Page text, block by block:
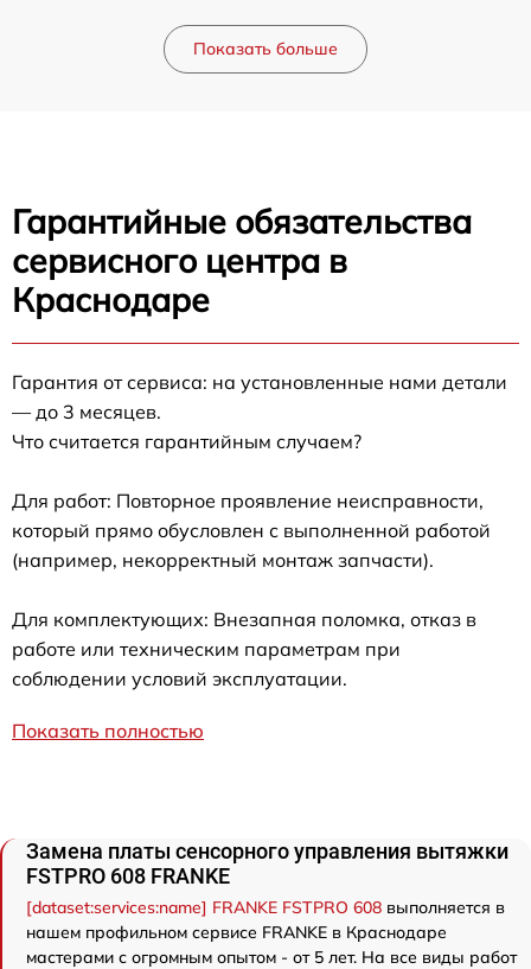
Показать больше
Гарантийные обязательства
сервисного центра в
Краснодаре
Гарантия от сервиса: на установленные нами детали
— до 3 месяцев.
Что считается гарантийным случаем?
Для работ: Повторное проявление неисправности,
который прямо обусловлен с выполненной работой
(например, некорректный монтаж запчасти).
Для комплектующих: Внезапная поломка, отказ в
работе или техническим параметрам при
соблюдении условий эксплуатации.
Показать полностью
Замена платы сенсорного управления вытяжки
FSTPRO 608 FRANKE
[dataset:services:name] FRANKE FSTPRO 608 выполняется в
нашем профильном сервисе FRANKE в Краснодаре
мастерами с огромным опытом - от 5 лет. На все виды работ